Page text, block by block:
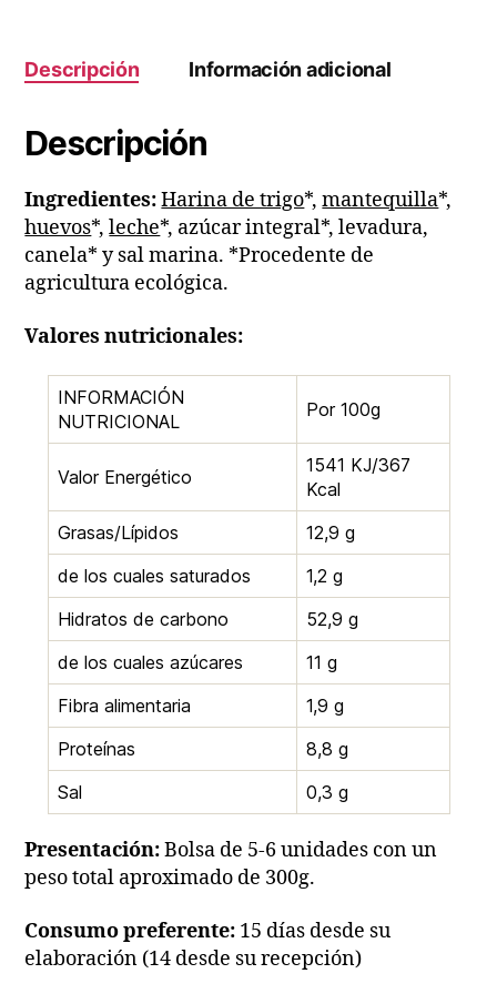
Descripción Información adicional
Descripción
Ingredientes:Harina de trigo*,mantequilla*,
huevos*,leche*, azúcar integral*, levadura,
canela* y sal marina. *Procedente de
agricultura ecológica.
Valores nutricionales:
INFORMACIÓN
NUTRICIONAL
Por 100g
Valor Energético
1541 KJ/367
Kcal
Grasas/Lípidos
12,9 g
de los cuales saturados
1,2 g
Hidratos de carbono
52,9 g
de los cuales azúcares
11 g
Fibra alimentaria
1,9 g
Proteínas
8,8 g
Sal
0,3 g
Presentación:Bolsa de 5-6 unidades con un
peso total aproximado de 300g.
Consumo preferente: 15 días desde su
elaboración (14 desde su recepción)